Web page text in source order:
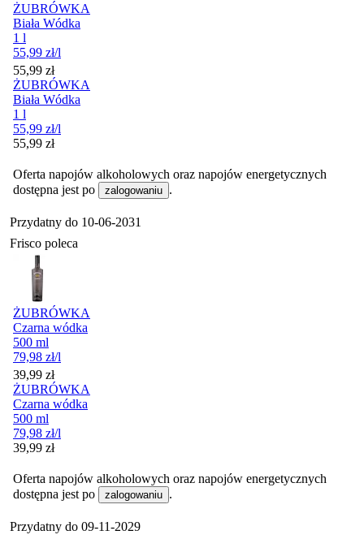
ŻUBRÓWKA
Biała Wódka
1 l
55,99 zł/l
Cena
55,99 zł
ŻUBRÓWKA
Biała Wódka
1 l
55,99 zł/l
Cena
55,99 zł
Oferta napojów alkoholowych oraz napojów energetycznych
dostępna jest po
zalogowaniu .
Przydatny do 10-06-2031
Frisco poleca
ŻUBRÓWKA
Czarna wódka
500 ml
79,98 zł/l
Cena
39,99 zł
ŻUBRÓWKA
Czarna wódka
500 ml
79,98 zł/l
Cena
39,99 zł
Oferta napojów alkoholowych oraz napojów energetycznych
dostępna jest po
zalogowaniu .
Przydatny do 09-11-2029